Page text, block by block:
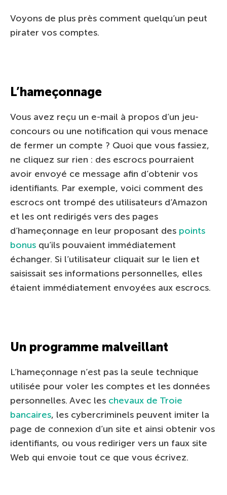
Voyons de plus près comment quelqu’un peut
pirater vos comptes.
L’hameçonnage
Vous avez reçu un e-mail à propos d’un jeu-
concours ou une notification qui vous menace
de fermer un compte ? Quoi que vous fassiez,
ne cliquez sur rien : des escrocs pourraient
avoir envoyé ce message afin d’obtenir vos
identifiants. Par exemple, voici comment des
escrocs ont trompé des utilisateurs d’Amazon
et les ont redirigés vers des pages
d’hameçonnage en leur proposant des points
bonus qu’ils pouvaient immédiatement
échanger. Si l’utilisateur cliquait sur le lien et
saisissait ses informations personnelles, elles
étaient immédiatement envoyées aux escrocs.
Un programme malveillant
L’hameçonnage n’est pas la seule technique
utilisée pour voler les comptes et les données
personnelles. Avec les chevaux de Troie
bancaires, les cybercriminels peuvent imiter la
page de connexion d’un site et ainsi obtenir vos
identifiants, ou vous rediriger vers un faux site
Web qui envoie tout ce que vous écrivez.